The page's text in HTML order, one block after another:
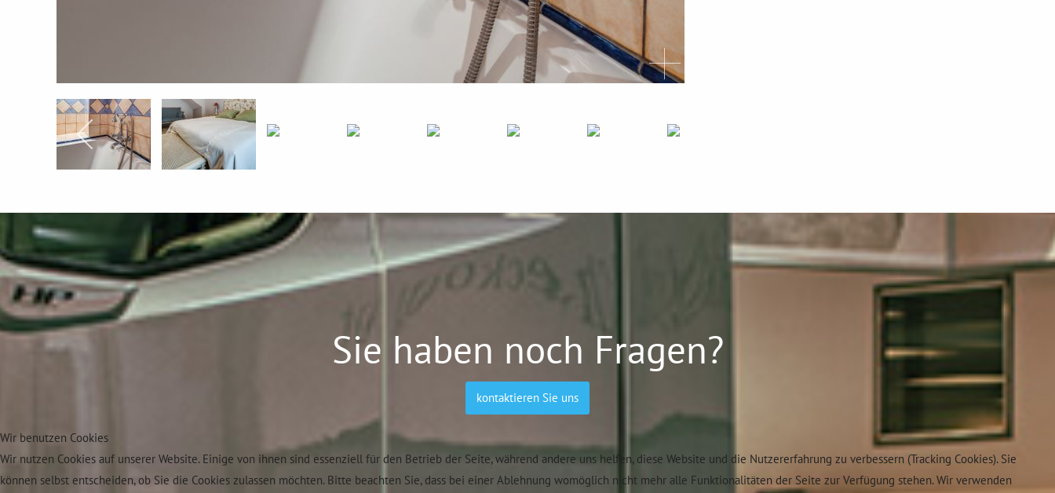
Sie haben noch Fragen?
kontaktieren Sie uns
Wir benutzen Cookies
Wir nutzen Cookies auf unserer Website. Einige von ihnen sind essenziell für den Betrieb der Seite, während andere uns helfen, diese Website und die Nutzererfahrung zu verbessern (Tracking Cookies). Sie
können selbst entscheiden, ob Sie die Cookies zulassen möchten. Bitte beachten Sie, dass bei einer Ablehnung womöglich nicht mehr alle Funktionalitäten der Seite zur Verfügung stehen. Wir verwenden